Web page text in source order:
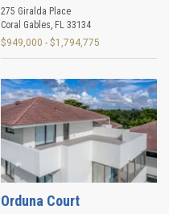
275 Giralda Place
Coral Gables, FL 33134
$949,000 - $1,794,775
Orduna Court